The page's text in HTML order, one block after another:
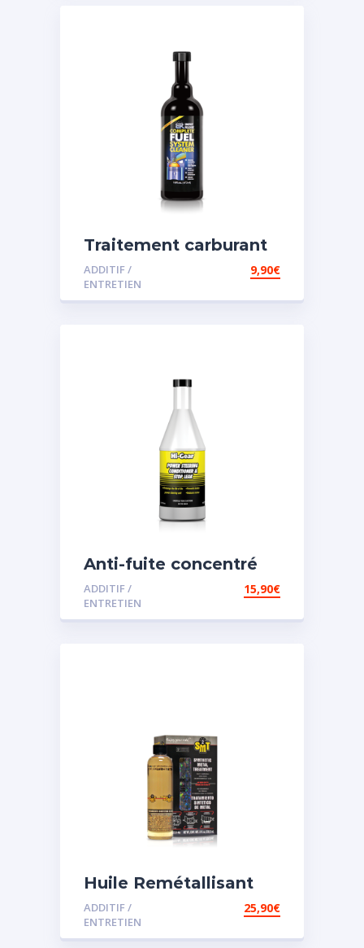
Traitement carburant
diesel et essence
ADDITIF /
ENTRETIEN
9,90€
Anti-fuite concentré
pour direction
assistée
ADDITIF /
ENTRETIEN
15,90€
Huile Remétallisant
Moteur SMT2
ADDITIF /
ENTRETIEN
25,90€